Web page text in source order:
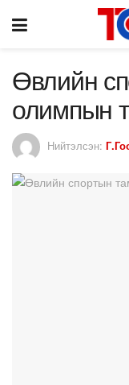
Өвлийн
олимпын
Нийтэлсэн: